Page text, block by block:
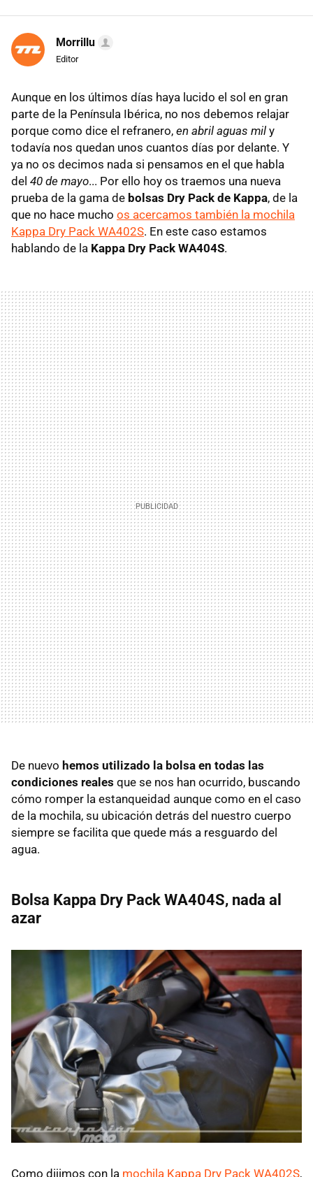
Morrillu
Editor
Aunque en los últimos días haya lucido el sol en gran
parte de la Península Ibérica, no nos debemos relajar
porque como dice el refranero, en abril aguas mil y
todavía nos quedan unos cuantos días por delante. Y
ya no os decimos nada si pensamos en el que habla
del 40 de mayo... Por ello hoy os traemos una nueva
prueba de la gama de bolsas Dry Pack de Kappa, de la
que no hace mucho os acercamos también la mochila
Kappa Dry Pack WA402S. En este caso estamos
hablando de la Kappa Dry Pack WA404S.
De nuevo hemos utilizado la bolsa en todas las
condiciones reales que se nos han ocurrido, buscando
cómo romper la estanqueidad aunque como en el caso
de la mochila, su ubicación detrás del nuestro cuerpo
siempre se facilita que quede más a resguardo del
agua.
Bolsa Kappa Dry Pack WA404S, nada al
azar
Como dijimos con la mochila Kappa Dry Pack WA402S,